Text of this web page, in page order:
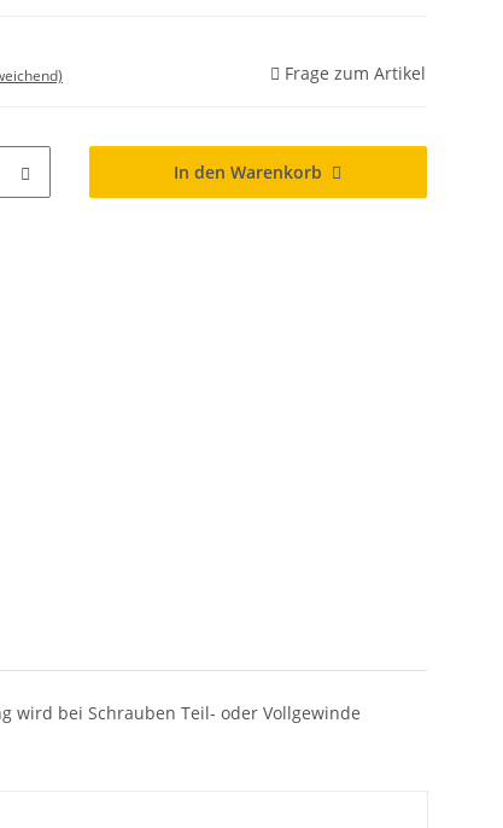
Frage zum Artikel
In den Warenkorb
wird bei Schrauben Teil- oder Vollgewinde